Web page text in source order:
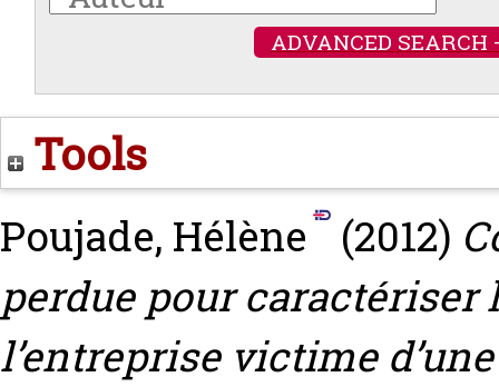
ADVANCED SEARCH
Tools
Poujade, Hélène (2012)
perdue pour caractériser
l’entreprise victime